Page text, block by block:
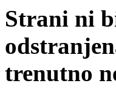
Strani ni
trenutno